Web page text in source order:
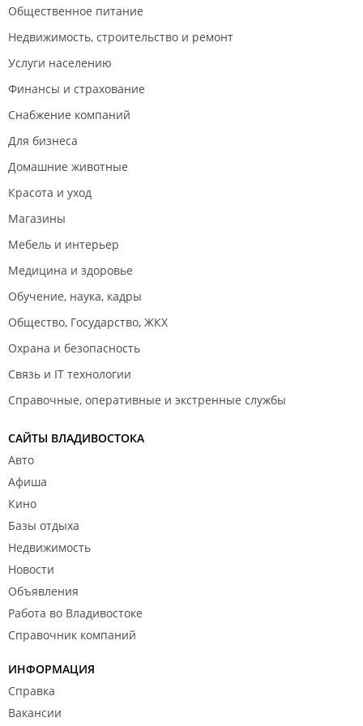
Общественное питание
Недвижимость, строительство и ремонт
Услуги населению
Финансы и страхование
Снабжение компаний
Для бизнеса
Домашние животные
Красота и уход
Магазины
Мебель и интерьер
Медицина и здоровье
Обучение, наука, кадры
Общество, Государство, ЖКХ
Охрана и безопасность
Связь и IT технологии
Справочные, оперативные и экстренные службы
САЙТЫ ВЛАДИВОСТОКА
Авто
Афиша
Кино
Базы отдыха
Недвижимость
Новости
Объявления
Работа во Владивостоке
Справочник компаний
ИНФОРМАЦИЯ
Справка
Вакансии